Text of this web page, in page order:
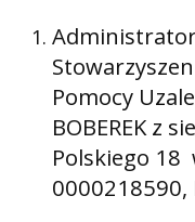
Pomocy
BOBEREK z
Polskiego 18
0000218590,